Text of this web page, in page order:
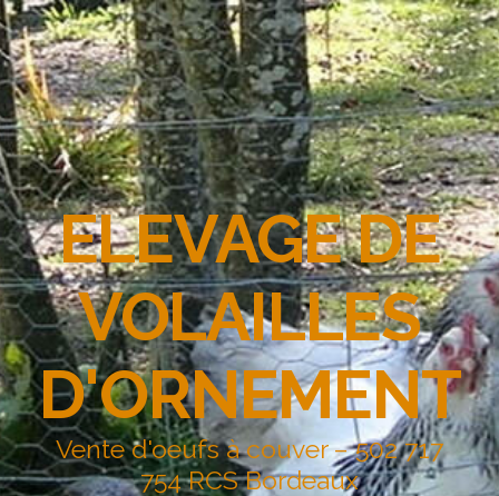
ELEVAGE DE
VOLAILLES
D'ORNEMENT
Vente d'oeufs à couver – 502 717
754 RCS Bordeaux